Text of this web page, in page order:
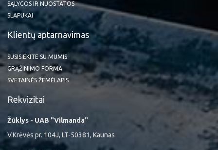
SĄLYGOS IR NUOSTATOS
SLAPUKAI
Klientų aptarnavimas
SUSISIEKITE SU MUMIS
GRĄŽINIMO FORMA
SVETAINĖS ŽEMĖLAPIS
Rekvizitai
Žūklys - UAB "Vilmanda"
V.Krėvės pr. 104J, LT-50381, Kaunas